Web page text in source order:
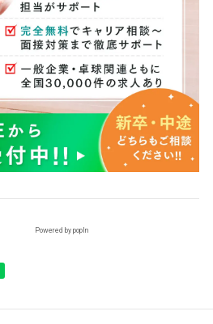
Powered by popIn